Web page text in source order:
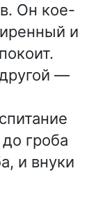
Он кое-
и
—
гроба
и внуки